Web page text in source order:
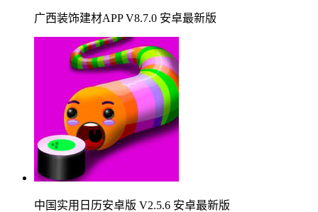
广西装饰建材APP V8.7.0 安卓最新版
中国实用日历安卓版 V2.5.6 安卓最新版